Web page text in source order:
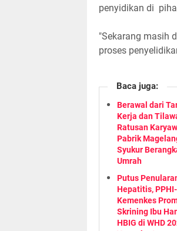
penyidikan di
"Sekarang masih
proses
Baca juga:
Berawal dari
Kerja dan
Ratusan
Pabrik
Syukur
Umrah
Putus
Hepatitis, PPHI-
Kemenkes
Skrining Ibu
HBIG di WHD